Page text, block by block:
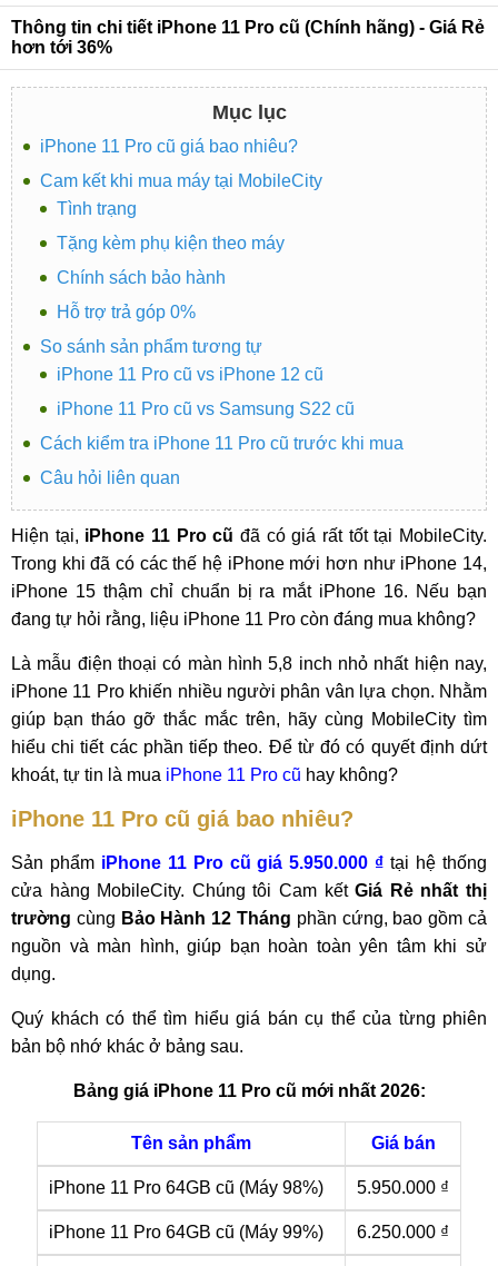
Thông tin chi tiết iPhone 11 Pro cũ (Chính hãng) - Giá Rẻ
hơn tới 36%
Mục lục
iPhone 11 Pro cũ giá bao nhiêu?
Cam kết khi mua máy tại MobileCity
Tình trạng
Tặng kèm phụ kiện theo máy
Chính sách bảo hành
Hỗ trợ trả góp 0%
So sánh sản phẩm tương tự
iPhone 11 Pro cũ vs iPhone 12 cũ
iPhone 11 Pro cũ vs Samsung S22 cũ
Cách kiểm tra iPhone 11 Pro cũ trước khi mua
Câu hỏi liên quan
Hiện tại, iPhone 11 Pro cũ đã có giá rất tốt tại MobileCity.
Trong khi đã có các thế hệ iPhone mới hơn như iPhone 14,
iPhone 15 thậm chỉ chuẩn bị ra mắt iPhone 16. Nếu bạn
đang tự hỏi rằng, liệu iPhone 11 Pro còn đáng mua không?
Là mẫu điện thoại có màn hình 5,8 inch nhỏ nhất hiện nay,
iPhone 11 Pro khiến nhiều người phân vân lựa chọn. Nhằm
giúp bạn tháo gỡ thắc mắc trên, hãy cùng MobileCity tìm
hiểu chi tiết các phần tiếp theo. Để từ đó có quyết định dứt
khoát, tự tin là mua iPhone 11 Pro cũ hay không?
iPhone 11 Pro cũ giá bao nhiêu?
Sản phẩmiPhone 11 Pro cũ giá 5.950.000 ₫ tại hệ thống
cửa hàng MobileCity. Chúng tôi Cam kếtGiá Rẻ nhất thị
trường cùng Bảo Hành 12 Tháng phần cứng, bao gồm cả
nguồn và màn hình, giúp bạn hoàn toàn yên tâm khi sử
dụng.
Quý khách có thể tìm hiểu giá bán cụ thể của từng phiên
bản bộ nhớ khác ở bảng sau.
Bảng giá iPhone 11 Pro cũ mới nhất 2026:
Tên sản phẩm Giá bán
iPhone 11 Pro 64GB cũ (Máy 98%) 5.950.000 ₫
iPhone 11 Pro 64GB cũ (Máy 99%) 6.250.000 ₫